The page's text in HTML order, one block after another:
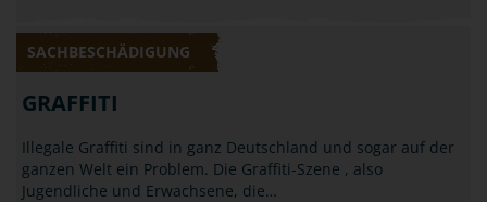
SACHBESCHÄDIGUNG
GRAFFITI
Illegale Graffiti sind in ganz Deutschland und sogar auf der
ganzen Welt ein Problem. Die Graffiti-Szene , also
Jugendliche und Erwachsene, die…